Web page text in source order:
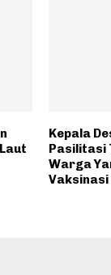
Kepala
Pasilitasi
Warga
Vaksinasi